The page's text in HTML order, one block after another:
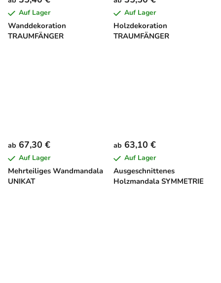
Wanddekoration
TRAUMFÄNGER
Auf Lager
Holzdekoration
TRAUMFÄNGER
Auf Lager
Mehrteiliges Wandmandala
UNIKAT
ab 67,30 €
Auf Lager
Ausgeschnittenes
Holzmandala SYMMETRIE
ab 63,10 €
Auf Lager